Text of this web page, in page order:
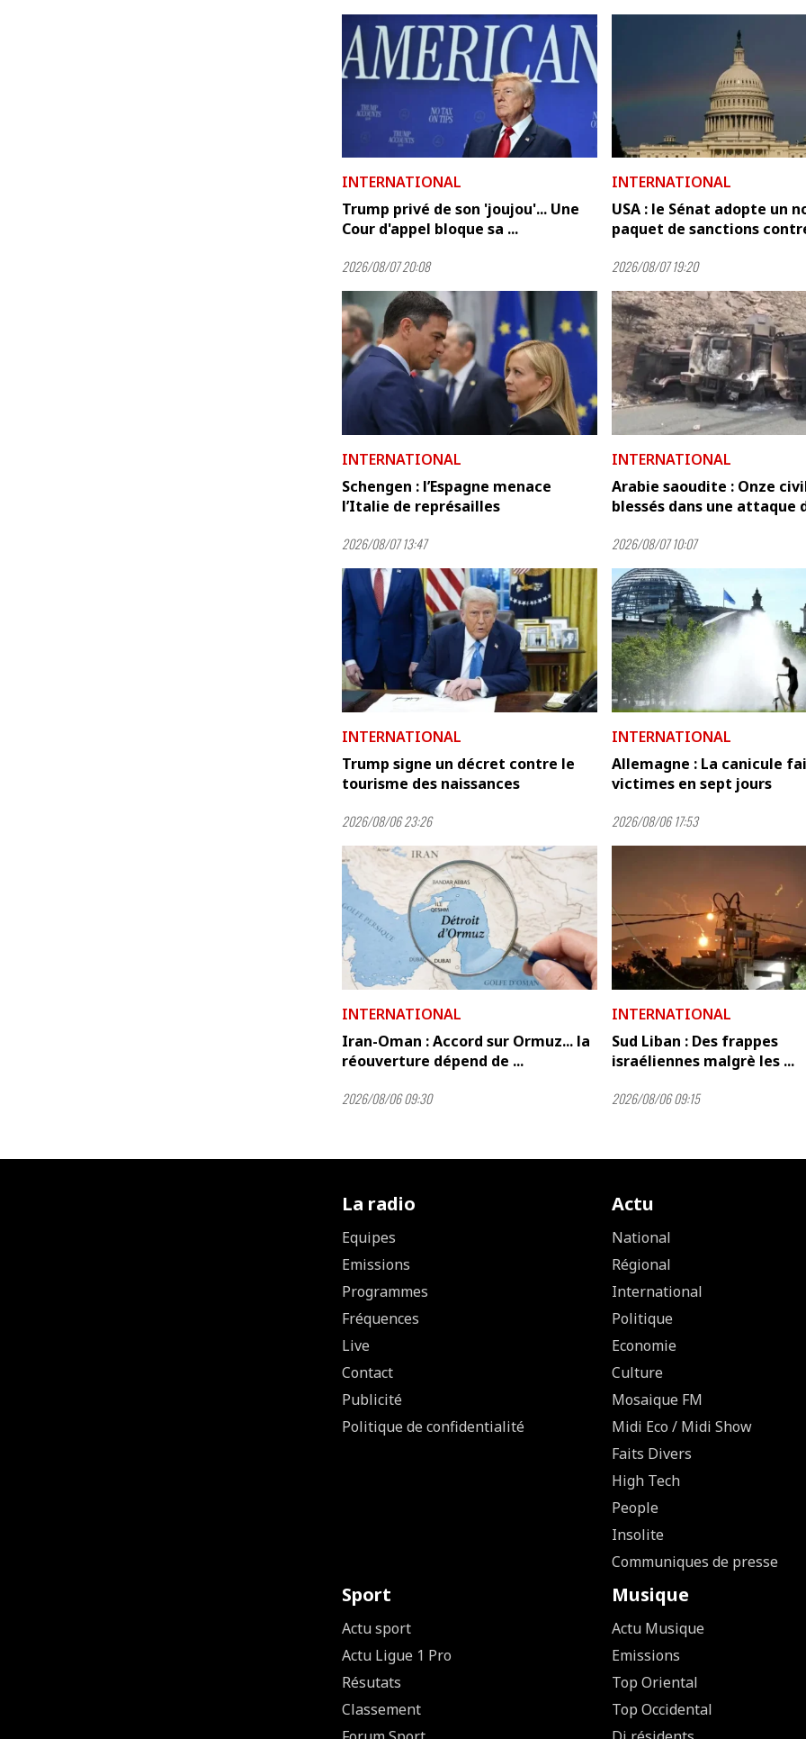
INTERNATIONAL
Trump privé de son 'joujou'... Une
Cour d'appel bloque sa ...
2026/08/07 20:08
INTERNATIONAL
USA : le Sénat adopte un
paquet de sanctions
2026/08/07 19:20
INTERNATIONAL
Schengen : l’Espagne menace
l’Italie de représailles
2026/08/07 13:47
INTERNATIONAL
Arabie saoudite : Onze
blessés dans une attaque
2026/08/07 10:07
INTERNATIONAL
Trump signe un décret contre le
tourisme des naissances
2026/08/06 23:26
INTERNATIONAL
Allemagne : La canicule
victimes en sept jours
2026/08/06 17:53
INTERNATIONAL
Iran-Oman : Accord sur Ormuz... la
réouverture dépend de ...
2026/08/06 09:30
INTERNATIONAL
Sud Liban : Des frappes
israéliennes malgrè les ...
2026/08/06 09:15
La radio
Equipes
Emissions
Programmes
Fréquences
Live
Contact
Publicité
Politique de confidentialité
Actu
National
Régional
International
Politique
Economie
Culture
Mosaique FM
Midi Eco / Midi Show
Faits Divers
High Tech
People
Insolite
Communiques de presse
Sport
Actu sport
Actu Ligue 1 Pro
Résutats
Classement
Musique
Actu Musique
Emissions
Top Oriental
Top Occidental